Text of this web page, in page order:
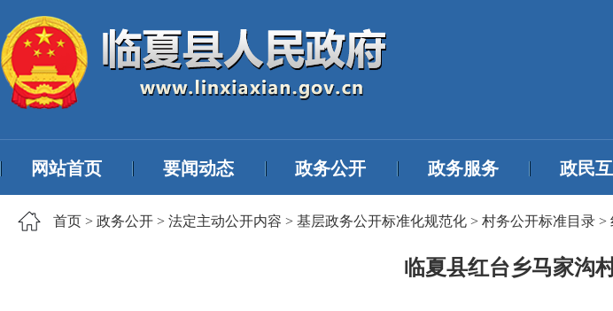
网站首页 要闻动态 政务公开 政务服务 政民
首页 > 政务公开 > 法定主动公开内容 > 基层政务公开标准化规范化 > 村务公开标准目录 >
临夏县红台乡马家沟